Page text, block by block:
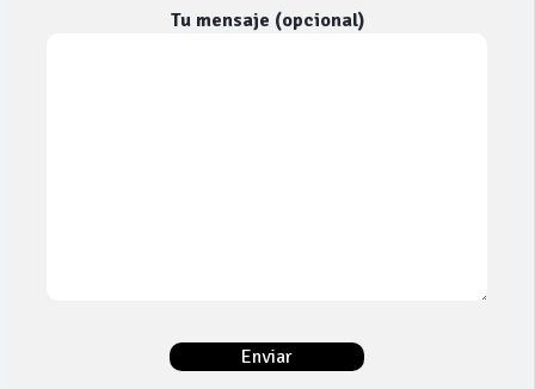
Tu mensaje (opcional)